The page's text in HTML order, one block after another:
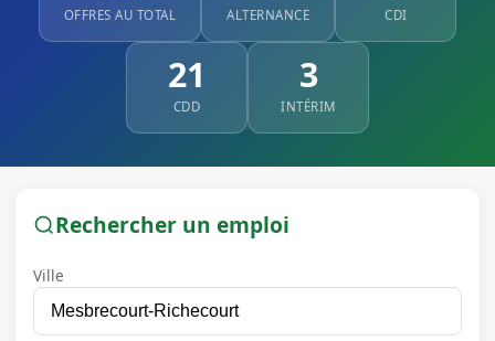
OFFRES AU TOTAL ALTERNANCE CDI
21
CDD
3
INTÉRIM
Rechercher un emploi
Ville